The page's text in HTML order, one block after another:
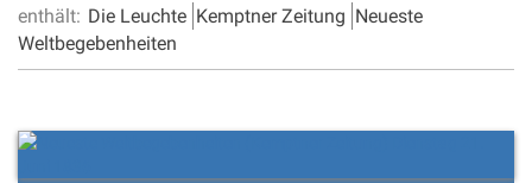
enthält: Die Leuchte Kemptner Zeitung Neueste
Weltbegebenheiten